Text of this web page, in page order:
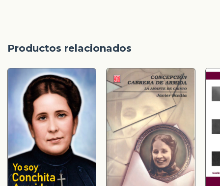
Productos relacionados